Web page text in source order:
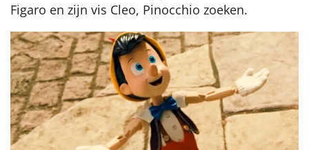
Figaro en zijn vis Cleo, Pinocchio zoeken.